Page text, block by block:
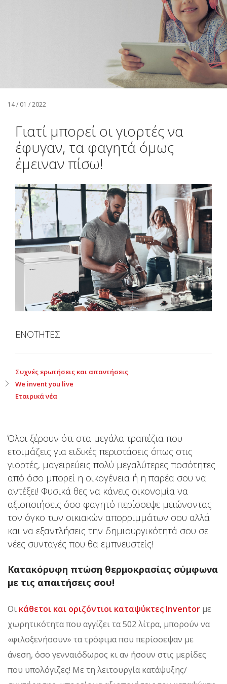
14 / 01 / 2022
Γιατί μπορεί οι γιορτές να
έφυγαν, τα φαγητά όμως
έμειναν πίσω!
ΕΝΟΤΗΤΕΣ
Συχνές ερωτήσεις και απαντήσεις
We invent you live
Εταιρικά νέα
Όλοι ξέρουν ότι στα μεγάλα τραπέζια που
ετοιμάζεις για ειδικές περιστάσεις όπως στις
γιορτές, μαγειρεύεις πολύ μεγαλύτερες ποσότητες
από όσο μπορεί η οικογένεια ή η παρέα σου να
αντέξει! Φυσικά θες να κάνεις οικονομία να
αξιοποιήσεις όσο φαγητό περίσσεψε μειώνοντας
τον όγκο των οικιακών απορριμμάτων σου αλλά
και να εξαντλήσεις την δημιουργικότητά σου σε
νέες συνταγές που θα εμπνευστείς!
Κατακόρυφη πτώση θερμοκρασίας σύμφωνα
με τις απαιτήσεις σου!
Οι κάθετοι και οριζόντιοι καταψύκτες Inventor με
χωρητικότητα που αγγίζει τα 502 λίτρα, μπορούν να
«φιλοξενήσουν» τα τρόφιμα που περίσσεψαν με
άνεση, όσο γενναιόδωρος κι αν ήσουν στις μερίδες
που υπολόγιζες! Με τη λειτουργία κατάψυξης/